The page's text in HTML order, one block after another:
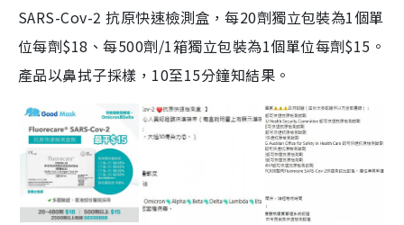
SARS-Cov-2 抗原快速檢測盒，每20劑獨立包裝為1個單
位每劑$18、每500劑/1箱獨立包裝為1個單位每劑$15。
產品以鼻拭子採樣，10至15分鐘知結果。